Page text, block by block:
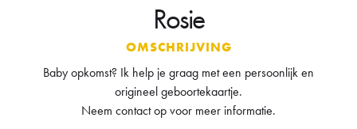
Rosie
OMSCHRIJVING
Baby opkomst? Ik help je graag met een persoonlijk en
origineel geboortekaartje.
Neem contact op voor meer informatie.